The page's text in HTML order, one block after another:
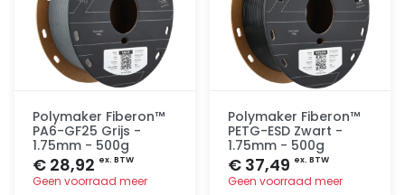
Polymaker Fiberon™
PA6-GF25 Grijs -
1.75mm - 500g
€ 28,92 ex. BTW
Geen voorraad meer
Polymaker Fiberon™
PETG-ESD Zwart -
1.75mm - 500g
€ 37,49 ex. BTW
Geen voorraad meer